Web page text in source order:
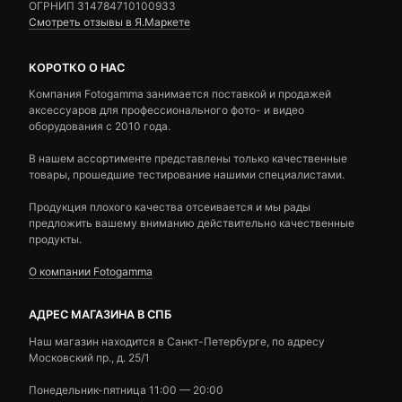
ОГРНИП 314784710100933
Смотреть отзывы в Я.Маркете
КОРОТКО О НАС
Компания Fotogamma занимается поставкой и продажей
аксессуаров для профессионального фото- и видео
оборудования с 2010 года.
В нашем ассортименте представлены только качественные
товары, прошедшие тестирование нашими специалистами.
Продукция плохого качества отсеивается и мы рады
предложить вашему вниманию действительно качественные
продукты.
О компании Fotogamma
АДРЕС МАГАЗИНА В СПБ
Наш магазин находится в Санкт-Петербурге, по адресу
Московский пр., д. 25/1
Понедельник-пятница 11:00 — 20:00